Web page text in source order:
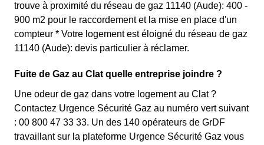
trouve à proximité du réseau de gaz 11140 (Aude): 400 -
900 m2 pour le raccordement et la mise en place d'un
compteur * Votre logement est éloigné du réseau de gaz
11140 (Aude): devis particulier à réclamer.
Fuite de Gaz au Clat quelle entreprise joindre ?
Une odeur de gaz dans votre logement au Clat ?
Contactez Urgence Sécurité Gaz au numéro vert suivant
: 00 800 47 33 33. Un des 140 opérateurs de GrDF
travaillant sur la plateforme Urgence Sécurité Gaz vous